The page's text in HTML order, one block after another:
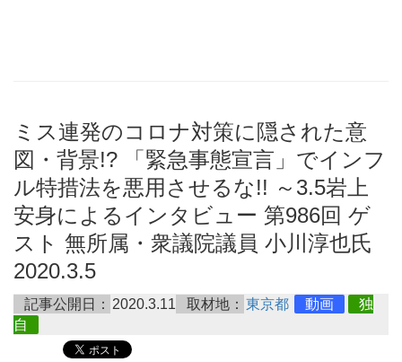
ミス連発のコロナ対策に隠された意
図・背景!? 「緊急事態宣言」でインフ
ル特措法を悪用させるな!! ～3.5岩上
安身によるインタビュー 第986回 ゲ
スト 無所属・衆議院議員 小川淳也氏
2020.3.5
記事公開日： 2020.3.11 取材地： 東京都 動画
独
自